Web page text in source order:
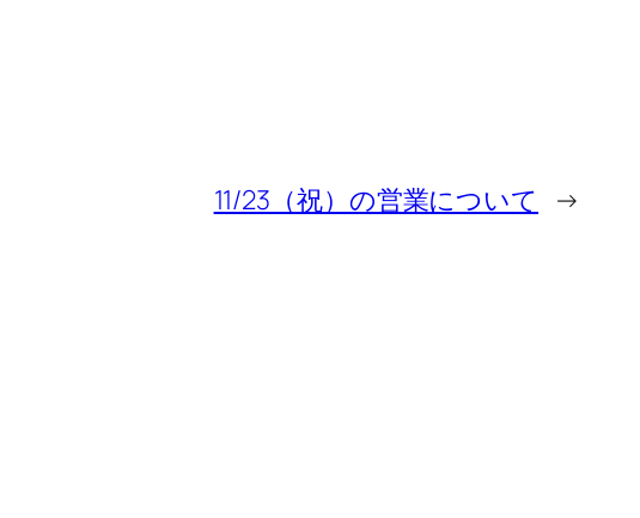
11/23（祝）の営業について →